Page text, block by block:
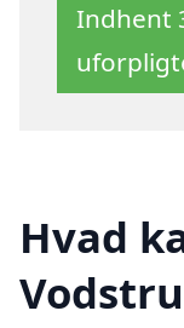
Indhent
Hvad